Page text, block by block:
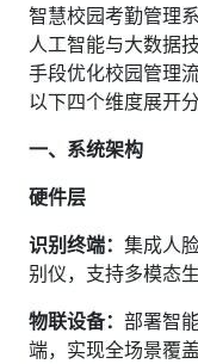
智慧校园考勤管理
人工智能与大数据
手段优化校园管理
以下四个维度展开分
一、系统架构
硬件层‌
识别终端‌： 集成人
别仪，支持多模态
物联设备‌： 部署智
端，实现全场景覆盖